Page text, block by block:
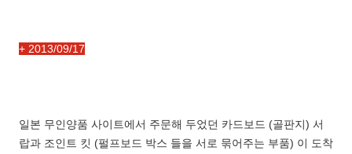
+ 2013/09/17
일본 무인양품 사이트에서 주문해 두었던 카드보드 (골판지) 서
랍과 조인트 킷 (펄프보드 박스 들을 서로 묶어주는 부품) 이 도착